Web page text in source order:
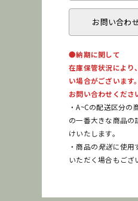
お問い合わ
●納期に関して
在庫保管状況により
い場合がございます
お問い合わせくださ
・A~Cの配送区分
の一番大きな商品の
けいたします。
・商品の発送に使用
いただく場合もござ